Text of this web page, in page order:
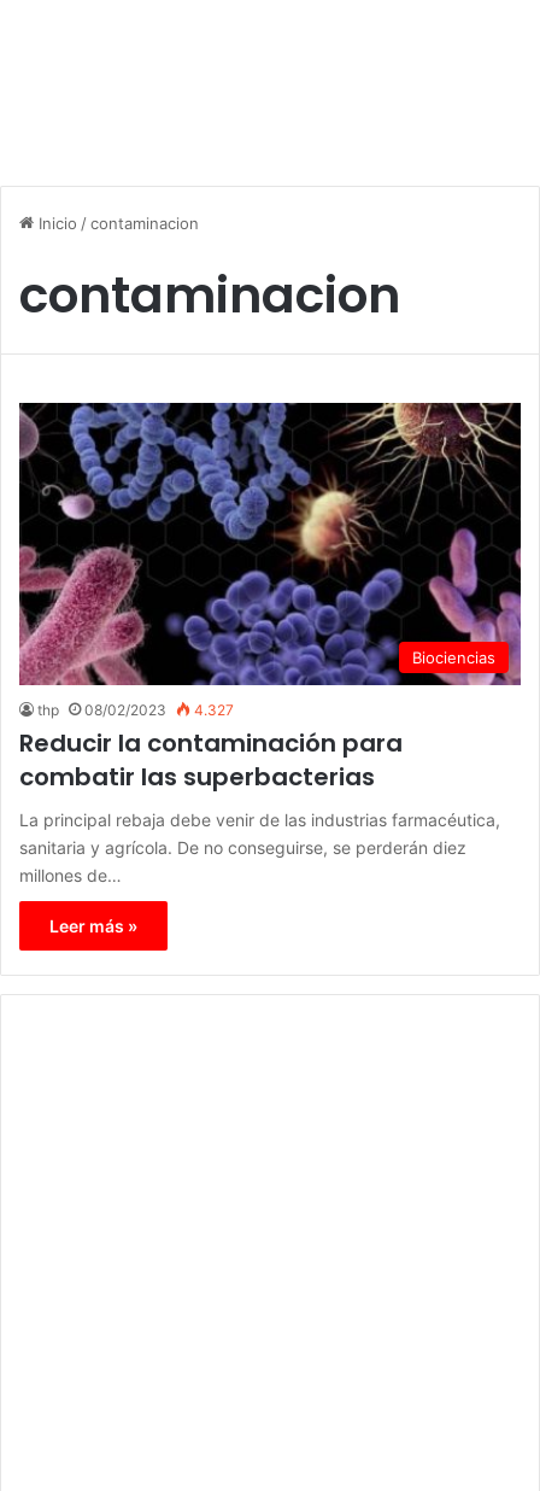
Inicio /contaminacion
contaminacion
Biociencias
thp 08/02/2023 4.327
Reducir la contaminación para
combatir las superbacterias
La principal rebaja debe venir de las industrias farmacéutica,
sanitaria y agrícola. De no conseguirse, se perderán diez
millones de…
Leer más »